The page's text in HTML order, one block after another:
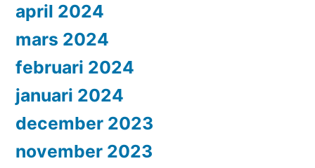
april 2024
mars 2024
februari 2024
januari 2024
december 2023
november 2023